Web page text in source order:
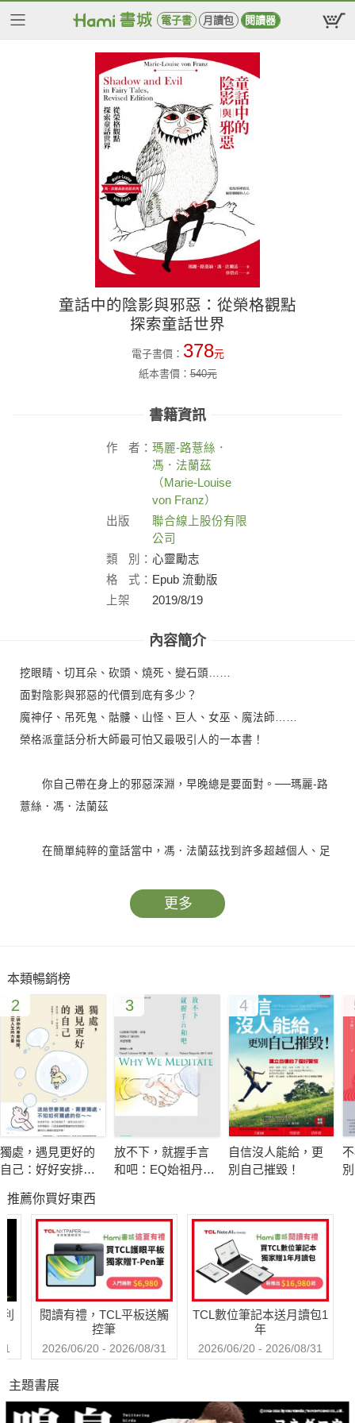
電子書 月讀包 閱讀器
童話中的陰影與邪惡：從榮格觀點
探索童話世界
電子書價： 378元
紙本書價：540元
書籍資訊
作 者： 瑪麗-路薏絲．
馮．法蘭茲
（Marie-Louise
von Franz）
出版
聯合線上股份有限
公司
類
別： 心靈勵志
格
式： Epub 流動版
上架
2019/8/19
內容簡介
挖眼睛、切耳朵、砍頭、燒死、變石頭……
面對陰影與邪惡的代價到底有多少？
魔神仔、吊死鬼、骷髏、山怪、巨人、女巫、魔法師……
榮格派童話分析大師最可怕又最吸引人的一本書！
你自己帶在身上的邪惡深淵，早晚總是要面對。──瑪麗-路
薏絲．馮．法蘭茲
在簡單純粹的童話當中，馮．法蘭茲找到許多超越個人、足
面與邪惡面的觀察，用22個童話搭配臨床案例，輔以民族學、神
話學、字源學及意象與象徵的擴大比較，不僅還原這些黑暗故事
◆強光背後的陰影永不消失
集體想法強勢時，相異的言論往往失去發聲權，成為強光後
的陰影。但這些聲音會躲在童話裡，被有技巧的傳講……
◆孤單讓邪惡有機可乘
負面思緒常和孤單密不可分，因為孤單無依使無意識活躍，
讓人看見恐怖的東西或想起心頭的糾結，甚至衝動做出錯誤的決
定……
不管是出於莽撞的好奇，或因狂妄而踰越禁忌，在童話中都
可能遭致不幸。禁忌化身妖魔鬼怪現身山林，提醒人們千萬不要
大意。
◆動物是最好的朋友
「 撿起這支羽毛筆」、「躲進我的腳趾甲裡」……童話中的
角的死期──因為童話中的動物就像你的本能與心聲，聽從內心就
是最好的指引！
更多
本類暢銷榜
2
獨處，遇見更好的
自己：好好安排你
設定人生的力量
3
放不下，就握手言
和吧：EQ始祖丹尼
4
自信沒人能給，更
別自己摧毀！
推薦你買好東西
閱讀有禮，TCL平板送觸
控筆
2026/06/20 - 2026/08/31
TCL數位筆記本送月讀包1
年
2026/06/20 - 2026/08/31
主題書展